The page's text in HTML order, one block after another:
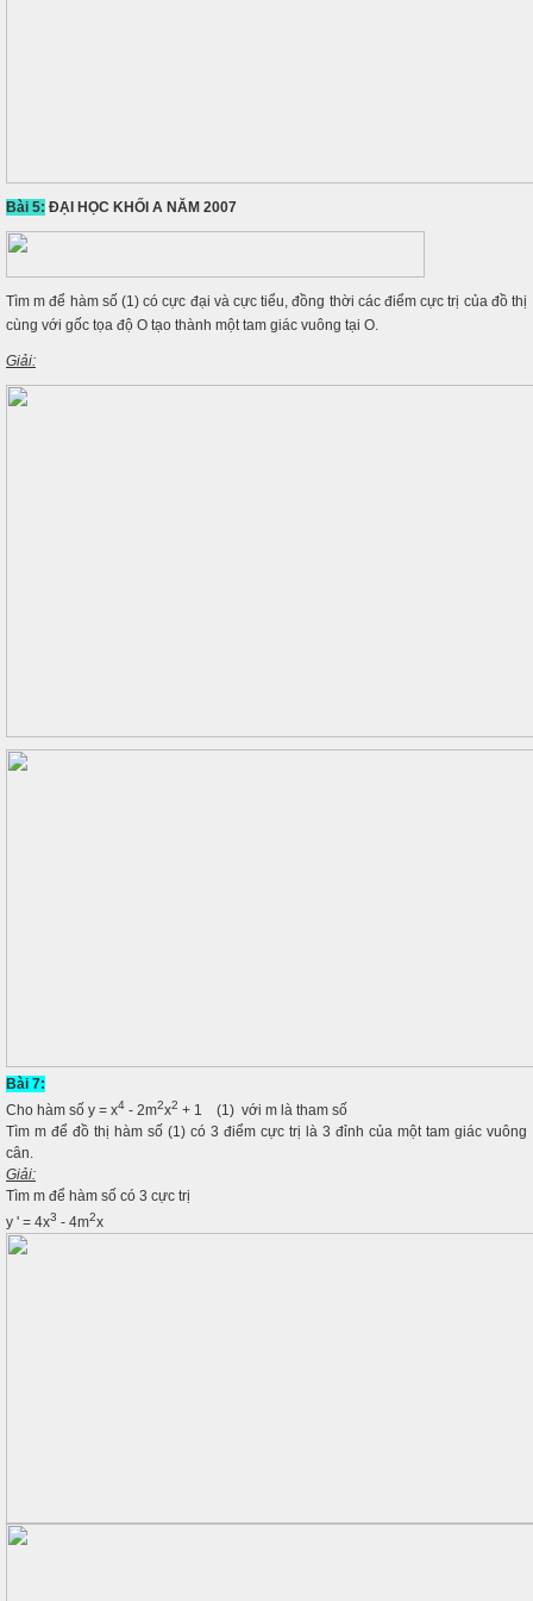
Bài 5: ĐẠI HỌC KHỐI A NĂM 2007
Tìm m để hàm số (1) có cực đại và cực tiểu, đồng thời các điểm cực trị của đồ thị
cùng với gốc tọa độ O tạo thành một tam giác vuông tại O.
Giải:
Bài 7:
Cho hàm số y = x4 - 2m2x2 + 1 (1) với m là tham số
Tìm m để đồ thị hàm số (1) có 3 điểm cực trị là 3 đỉnh của một tam giác vuông
cân.
Giải:
Tìm m để hàm số có 3 cực trị
y ' = 4x3 - 4m2x